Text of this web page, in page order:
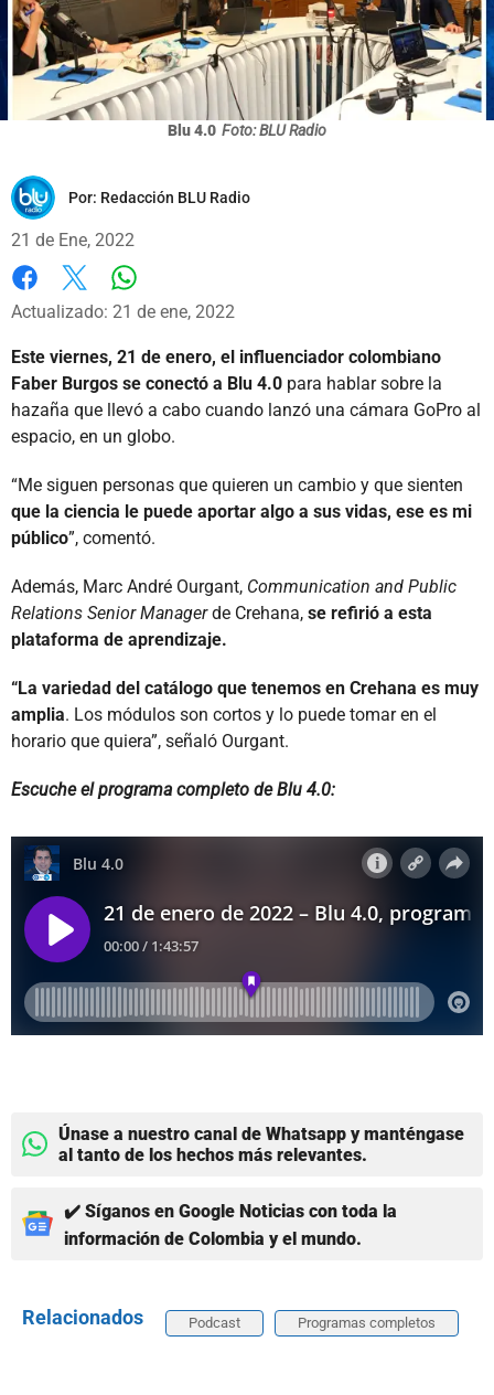
Blu 4.0 Foto: BLU Radio
Por: Redacción BLU Radio
21 de Ene, 2022
Facebook
X
Actualizado: 21 de ene, 2022
Este viernes, 21 de enero, el influenciador colombiano
Faber Burgos se conectó a Blu 4.0 para hablar sobre la
hazaña que llevó a cabo cuando lanzó una cámara GoPro al
espacio, en un globo.
“Me siguen personas que quieren un cambio y que sienten
que la ciencia le puede aportar algo a sus vidas, ese es mi
público”, comentó.
Además, Marc André Ourgant, Communication and Public
Relations Senior Managerde Crehana, se refirió a esta
plataforma de aprendizaje.
“La variedad del catálogo que tenemos en Crehana es muy
amplia. Los módulos son cortos y lo puede tomar en el
horario que quiera”, señaló Ourgant.
Escuche el programa completo de Blu 4.0:
Únase a nuestro canal de Whatsapp y manténgase
al tanto de los hechos más relevantes.
✔️ Síganos en Google Noticias con toda la
información de Colombia y el mundo.
Relacionados Podcast Programas completos